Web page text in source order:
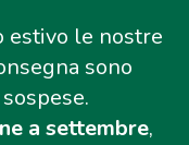
estivo le nostre
sono
a settembre,